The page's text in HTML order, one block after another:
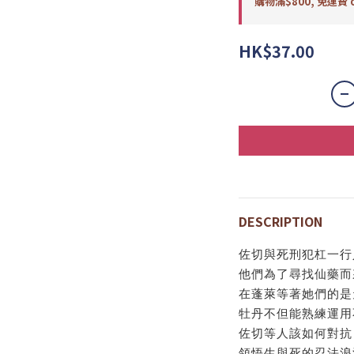
HK$37.00
DESCRIPTION
佐切與死刑犯杠一
他們為了尋找仙藥
在蓬萊等著她們的
牡丹不但能熟練運
佐切等人該如何對